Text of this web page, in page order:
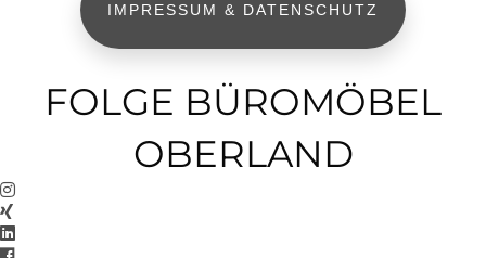
IMPRESSUM & DATENSCHUTZ
FOLGE BÜROMÖBEL
OBERLAND